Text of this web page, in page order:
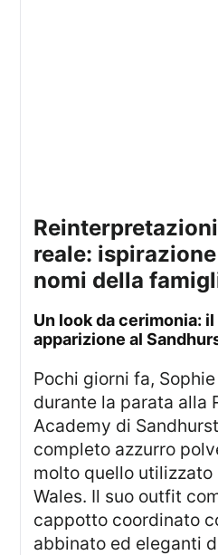
reinterpretazioni dello stile
reale:
nomi della
un look da cerimonia: il recente
apparizione al
Pochi giorni fa, Sophie è stata vista
durante la parata alla
Academy di
completo azzurro
molto quello
Wales. Il suo outfit
cappotto coordinato
abbinato ed eleganti